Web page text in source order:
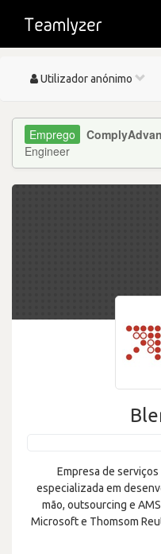
Toggle
Utilizador anónimo
Engineer
Empresa de
especializada em
mão, outsourcing e
Microsoft e Thomsom